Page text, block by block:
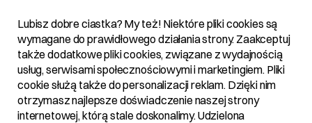
Temat:
Przydział akcji w ofercie publicznej
Lubisz dobre ciastka? My też! Niektóre pliki cookies są
wymagane do prawidłowego działania strony. Zaakceptuj
także dodatkowe pliki cookies, związane z wydajnością
usług, serwisami społecznościowymi i marketingiem. Pliki
cookie służą także do personalizacji reklam. Dzięki nim
otrzymasz najlepsze doświadczenie naszej strony
internetowej, którą stale doskonalimy. Udzielona